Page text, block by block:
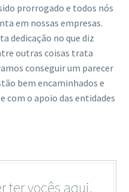
prorrogado e todos nós
em nossas empresas.
dedicação no que diz
outras coisas trata
conseguir um parecer
bem encaminhados e
o apoio das entidades
ter vocês aqui.